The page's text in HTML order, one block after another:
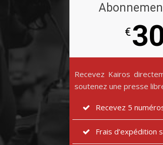
€
Recevez Kairos
soutenez une presse
Recevez 5
Frais d’expédition